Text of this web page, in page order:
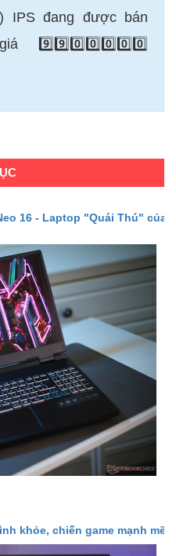
IPS đang được bán
9️⃣9️⃣0️⃣0️⃣0️⃣0️⃣0️⃣
16 - Laptop "Quái Thú" của
khỏe, chiến game mạnh mẽ